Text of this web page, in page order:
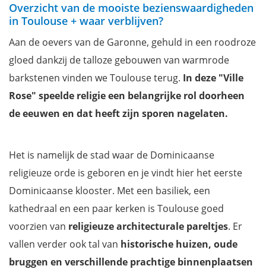
Overzicht van de mooiste bezienswaardigheden
in Toulouse + waar verblijven?
Aan de oevers van de Garonne, gehuld in een roodroze
gloed dankzij de talloze gebouwen van warmrode
barkstenen vinden we Toulouse terug. In deze "Ville
Rose" speelde religie een belangrijke rol doorheen
de eeuwen en dat heeft zijn sporen nagelaten.
Het is namelijk de stad waar de Dominicaanse
religieuze orde is geboren en je vindt hier het eerste
Dominicaanse klooster. Met een basiliek, een
kathedraal en een paar kerken is Toulouse goed
voorzien van religieuze architecturale pareltjes. Er
vallen verder ook tal van historische huizen, oude
bruggen en verschillende prachtige binnenplaatsen